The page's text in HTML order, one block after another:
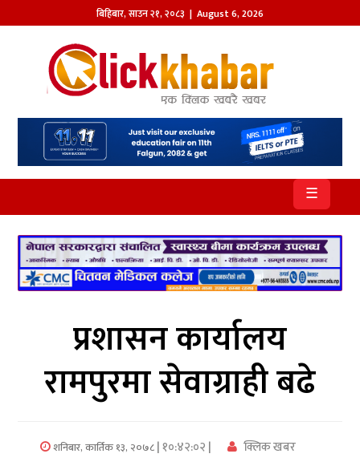
बिहिबार,साउन२१,२०८३ | August 6, 2026
होमपेज
समाज
प्रदेश
आजको
पत्रिका
सम्पादकीय
मनाेरञ्जन
☰
प्रशासन कार्यालय
रामपुरमा सेवाग्राही बढे
शनिबार, कार्तिक १३, २०७८| १०:४२:०२ | क्लिक खबर